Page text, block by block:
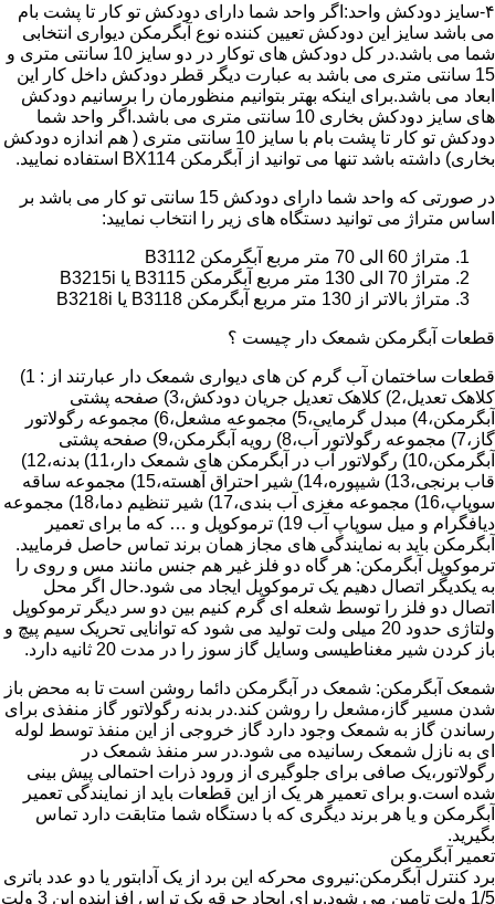
۴-سایز دودکش واحد:اگر واحد شما دارای دودکش تو کار تا پشت بام
می باشد سایز این دودکش تعیین کننده نوع آبگرمکن دیواری انتخابی
شما می باشد.در کل دودکش های توکار در دو سایز 10 سانتی متری و
15 سانتی متری می باشد به عبارت دیگر قطر دودکش داخل کار این
ابعاد می باشد.برای اینکه بهتر بتوانیم منظورمان را برسانیم دودکش
های سایز دودکش بخاری 10 سانتی متری می باشد.اگر واحد شما
دودکش تو کار تا پشت بام با سایز 10 سانتی متری ( هم اندازه دودکش
بخاری) داشته باشد تنها می توانید از آبگرمکن BX114 استفاده نمایید.
در صورتی که واحد شما دارای دودکش 15 سانتی تو کار می باشد بر
اساس متراژ می توانید دستگاه های زیر را انتخاب نمایید:
متراژ 60 الی 70 متر مربع آبگرمکن B3112
متراژ 70 الی 130 متر مربع آبگرمکن B3115 یا B3215i
متراژ بالاتر از 130 متر مربع آبگرمکن B3118 یا B3218i
قطعات آبگرمکن شمعک دار چیست ؟
قطعات ساختمان آب گرم کن های دیواری شمعک دار عبارتند از : 1)
کلاهک تعدیل،2) کلاهک تعدیل جریان دودکش،3) صفحه پشتی
آبگرمکن،4) مبدل گرمایی،5) مجموعه مشعل،6) مجموعه رگولاتور
گاز،7) مجموعه رگولاتور آب،8) رویه آبگرمکن،9) صفحه پشتی
آبگرمکن،10) رگولاتور آب در آبگرمکن های شمعک دار،11) بدنه،12)
قاب برنجی،13) شیپوره،14) شیر احتراق آهسته،15) مجموعه ساقه
سوپاپ،16) مجموعه مغزی آب بندی،17) شیر تنظیم دما،18) مجموعه
دیافگرام و میل سوپاپ آب 19) ترموکوپل و … که ما برای تعمیر
آبگرمکن باید به نمایندگی های مجاز همان برند تماس حاصل فرمایید.
ترموکوپل آبگرمکن: هر گاه دو فلز غیر هم جنس مانند مس و روی را
به یکدیگر اتصال دهیم یک ترموکوپل ایجاد می شود.حال اگر محل
اتصال دو فلز را توسط شعله ای گرم کنیم بین دو سر دیگر ترموکوپل
ولتاژی حدود 20 میلی ولت تولید می شود که توانایی تحریک سیم پیچ و
باز کردن شیر مغناطیسی وسایل گاز سوز را در مدت 20 ثانیه دارد.
شمعک آبگرمکن: شمعک در آبگرمکن دائما روشن است تا به محض باز
شدن مسیر گاز،مشعل را روشن کند.در بدنه رگولاتور گاز منفذی برای
رساندن گاز به شمعک وجود دارد گاز خروجی از این منفذ توسط لوله
ای به نازل شمعک رسانیده می شود.در سر منفذ شمعک در
رگولاتور،یک صافی برای جلوگیری از ورود ذرات احتمالی پیش بینی
شده است.و برای تعمیر هر یک از این قطعات باید از نمایندگی تعمیر
آبگرمکن و یا هر برند دیگری که با دستگاه شما متابقت دارد تماس
بگیرید.
تعمیر آبگرمکن
برد کنترل آبگرمکن:نیروی محرکه این برد از یک آدابتور یا دو عدد باتری
1/5 ولت تامین می شود.برای ایجاد جرقه یک تراس افزاینده این 3 ولت